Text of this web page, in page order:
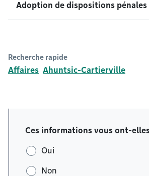
Adoption de dispositions
Recherche rapide
Affaires Ahuntsic-Cartierville
Ces informations vous ont-
Oui
Non